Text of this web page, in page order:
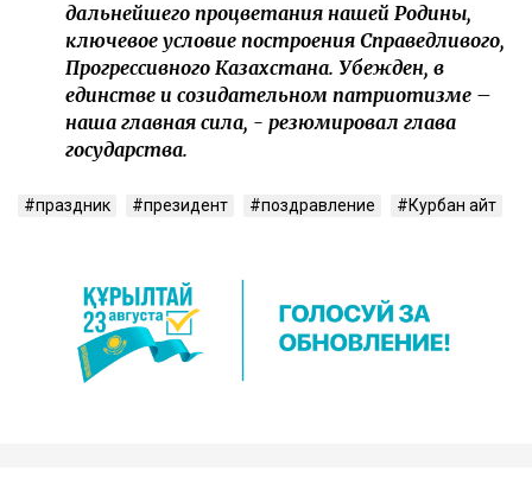
дальнейшего процветания нашей Родины,
ключевое условие построения Справедливого,
Прогрессивного Казахстана. Убежден, в
единстве и созидательном патриотизме –
наша главная сила, - резюмировал глава
государства.
праздник президент поздравление Курбан айт